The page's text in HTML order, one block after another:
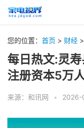
您的位置： 首页 > 财经 >
每日热文:灵
注册资本5万
来源：和讯网 • 2026-